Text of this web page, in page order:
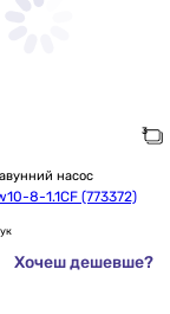
насос
8-1.1CF (773372)
Хочеш дешевше?